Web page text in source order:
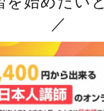
／